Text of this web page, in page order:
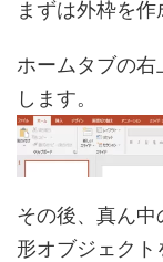
まずは外枠を作
ホームタブの
します。
その後、真ん
形オブジェクト